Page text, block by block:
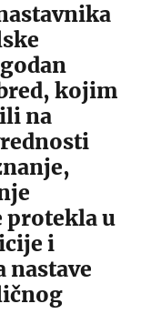
kojim
na
protekla u
i
nastave